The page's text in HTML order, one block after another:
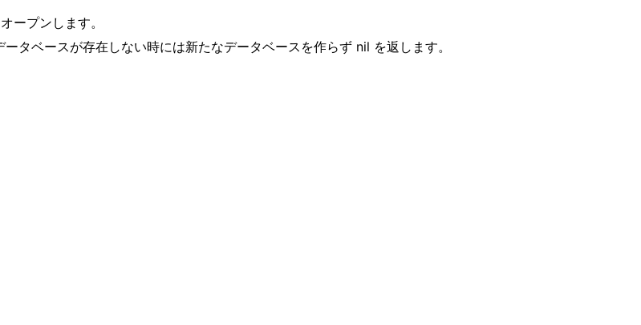
ープンします。
ベースが存在しない時には新たなデータベースを作らず nil を返します。